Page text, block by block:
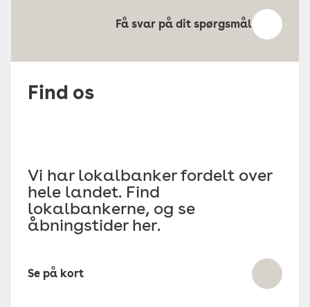
Få svar på dit spørgsmål
Find os
Vi har lokalbanker fordelt over
hele landet. Find
lokalbankerne, og se
åbningstider her.
Se på kort